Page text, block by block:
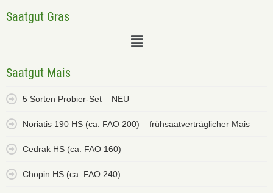
Saatgut Gras
Saatgut Mais
5 Sorten Probier-Set – NEU
Noriatis 190 HS (ca. FAO 200) – frühsaatverträglicher Mais
Cedrak HS (ca. FAO 160)
Chopin HS (ca. FAO 240)